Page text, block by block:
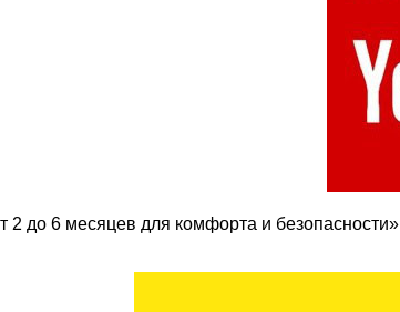
2 до 6 месяцев для комфорта и безопасности»